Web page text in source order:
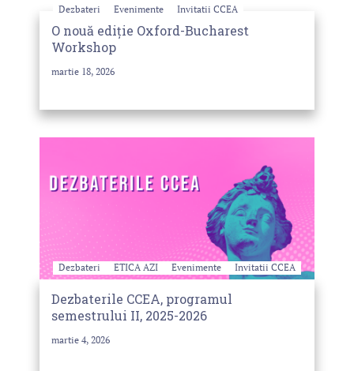
Dezbateri Evenimente Invitatii CCEA
O nouă ediție Oxford-Bucharest
Workshop
martie 18, 2026
Dezbateri ETICA AZI Evenimente Invitatii CCEA
Dezbaterile CCEA, programul
semestrului II, 2025-2026
martie 4, 2026